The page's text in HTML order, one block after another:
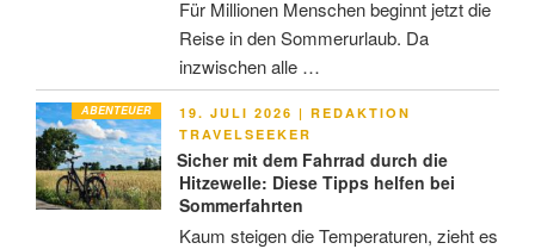
Für Millionen Menschen beginnt jetzt die
Reise in den Sommerurlaub. Da
inzwischen alle …
ABENTEUER
VERÖFFENTLICHT
AM
19. JULI 2026 | REDAKTION
TRAVELSEEKER
Sicher mit dem Fahrrad durch die
Hitzewelle: Diese Tipps helfen bei
Sommerfahrten
Kaum steigen die Temperaturen, zieht es